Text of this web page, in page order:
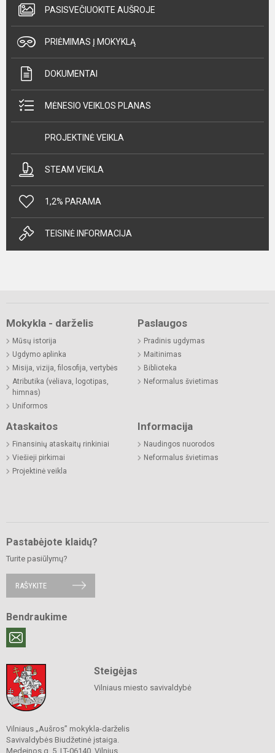
PASISVEČIUOKITE AUŠROJE
PRIĖMIMAS Į MOKYKLĄ
DOKUMENTAI
MĖNESIO VEIKLOS PLANAS
PROJEKTINĖ VEIKLA
STEAM VEIKLA
1,2% PARAMA
TEISINĖ INFORMACIJA
Mokykla - darželis
Mūsų istorija
Ugdymo aplinka
Misija, vizija, filosofija, vertybės
Atributika (vėliava, logotipas,
himnas)
Uniformos
Paslaugos
Pradinis ugdymas
Maitinimas
Biblioteka
Neformalus švietimas
Ataskaitos
Finansinių ataskaitų rinkiniai
Viešieji pirkimai
Projektinė veikla
Informacija
Naudingos nuorodos
Neformalus švietimas
Pastabėjote klaidų?
Turite pasiūlymų?
RAŠYKITE
Bendraukime
Steigėjas
Vilniaus miesto savivaldybė
Vilniaus „Aušros” mokykla-darželis
Savivaldybės Biudžetinė įstaiga.
Medeinos g. 5, LT-06140 Vilnius.